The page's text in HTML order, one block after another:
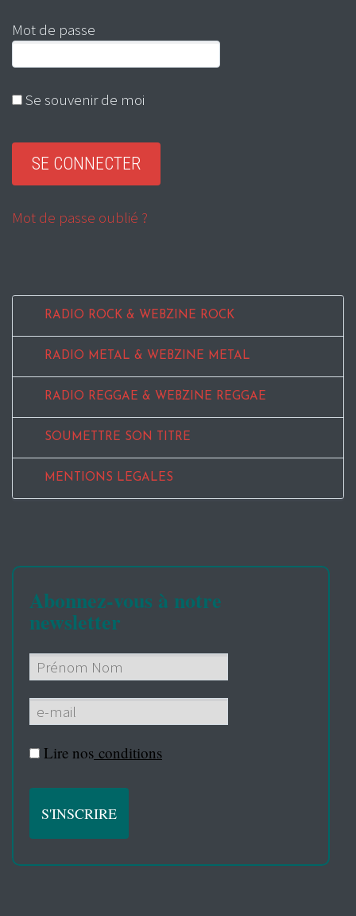
Mot de passe
Se souvenir de moi
Mot de passe oublié ?
RADIO ROCK & WEBZINE ROCK
RADIO METAL & WEBZINE METAL
RADIO REGGAE & WEBZINE REGGAE
SOUMETTRE SON TITRE
MENTIONS LEGALES
Abonnez-vous à notre
newsletter
Lire nos conditions